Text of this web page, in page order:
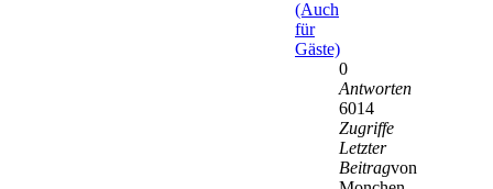
(Auch
für
Gäste)
0
Antworten
6014
Zugriffe
Letzter
Beitragvon